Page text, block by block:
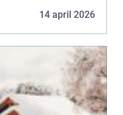
14 april 2026